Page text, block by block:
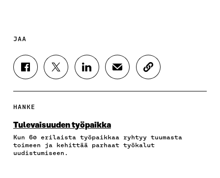
JAA
J
A
A
E
O
O
J
A
T
E
R
J
A
K
E
D
I
J
A
P
O
K
O
T
I
HANKE
Tulevaisuuden työpaikka
Kun 60 erilaista työpaikkaa ryhtyy tuumasta
toimeen ja kehittää parhaat työkalut
uudistumiseen.